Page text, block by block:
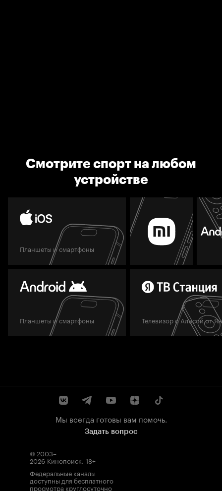
Смотрите спорт на любом
устройстве
Планшеты и смартфоны
Планшеты и смартфоны Телевизор с Алисой от
Мы всегда готовы вам помочь.
Задать вопрос
© 2003–
2026 Кинопоиск. 18+
Федеральные каналы
доступны для бесплатного
просмотра круглосуточно